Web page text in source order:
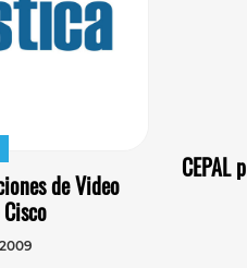
de Video
CEPAL